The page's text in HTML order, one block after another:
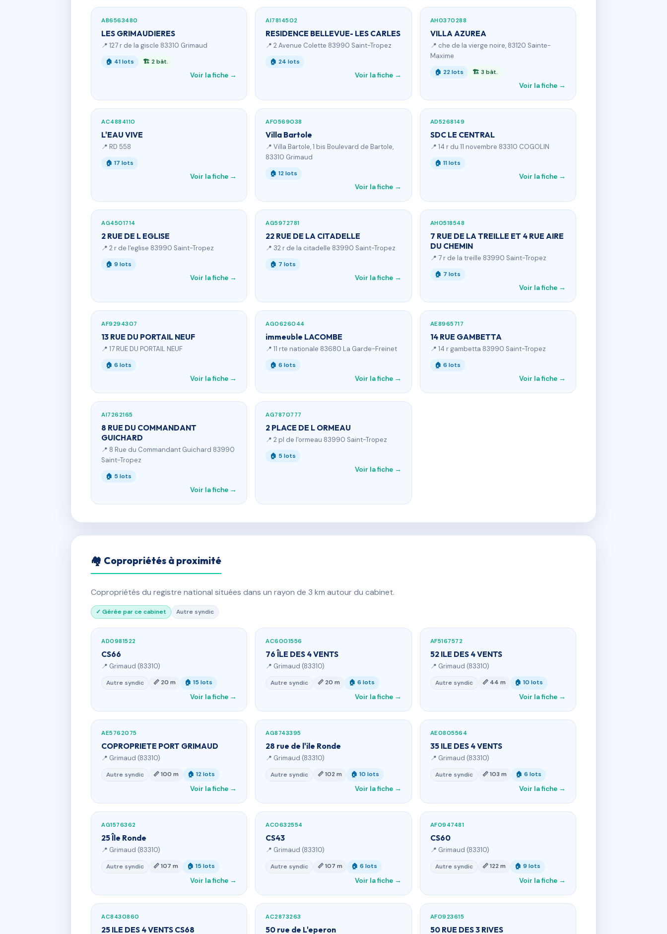
AB6563480
LES GRIMAUDIERES
📍 127 r de la giscle 83310 Grimaud
🏠 41 lots 🏗 2 bât.
Voir la fiche →
AI7814502
RESIDENCE BELLEVUE- LES CARLES
📍 2 Avenue Colette 83990 Saint-Tropez
🏠 24 lots
Voir la fiche →
AH0370288
VILLA AZUREA
📍 che de la vierge noire, 83120 Sainte-
Maxime
🏠 22 lots 🏗 3 bât.
Voir la fiche →
AC4884110
L'EAU VIVE
📍 RD 558
🏠 17 lots
Voir la fiche →
AF0569038
Villa Bartole
📍 Villa Bartole, 1 bis Boulevard de Bartole,
83310 Grimaud
🏠 12 lots
Voir la fiche →
AD5268149
SDC LE CENTRAL
📍 14 r du 11 novembre 83310 COGOLIN
🏠 11 lots
Voir la fiche →
AG4501714
2 RUE DE L EGLISE
📍 2 r de l'eglise 83990 Saint-Tropez
🏠 9 lots
Voir la fiche →
AG5972781
22 RUE DE LA CITADELLE
📍 32 r de la citadelle 83990 Saint-Tropez
🏠 7 lots
Voir la fiche →
AH0518548
7 RUE DE LA TREILLE ET 4 RUE AIRE
DU CHEMIN
📍 7 r de la treille 83990 Saint-Tropez
🏠 7 lots
Voir la fiche →
AF9294307
13 RUE DU PORTAIL NEUF
📍 17 RUE DU PORTAIL NEUF
🏠 6 lots
Voir la fiche →
AG0626044
immeuble LACOMBE
📍 11 rte nationale 83680 La Garde-Freinet
🏠 6 lots
Voir la fiche →
AE8965717
14 RUE GAMBETTA
📍 14 r gambetta 83990 Saint-Tropez
🏠 6 lots
Voir la fiche →
AI7262165
8 RUE DU COMMANDANT
GUICHARD
📍 8 Rue du Commandant Guichard 83990
Saint-Tropez
🏠 5 lots
Voir la fiche →
AG7870777
2 PLACE DE L ORMEAU
📍 2 pl de l'ormeau 83990 Saint-Tropez
🏠 5 lots
Voir la fiche →
🏘 Copropriétés à proximité
Copropriétés du registre national situées dans un rayon de 3 km autour du cabinet.
✓ Gérée par ce cabinet Autre syndic
AD0981522
CS66
📍 Grimaud (83310)
Autre syndic 📏 20 m 🏠 15 lots
Voir la fiche →
AC6001556
76 ÎLE DES 4 VENTS
📍 Grimaud (83310)
Autre syndic 📏 20 m 🏠 6 lots
Voir la fiche →
AF5167572
52 ILE DES 4 VENTS
📍 Grimaud (83310)
Autre syndic 📏 44 m 🏠 10 lots
Voir la fiche →
AE5762075
COPROPRIETE PORT GRIMAUD
📍 Grimaud (83310)
Autre syndic 📏 100 m 🏠 12 lots
Voir la fiche →
AG8743395
28 rue de l'ile Ronde
📍 Grimaud (83310)
Autre syndic 📏 102 m 🏠 10 lots
Voir la fiche →
AE0805564
35 ILE DES 4 VENTS
📍 Grimaud (83310)
Autre syndic 📏 103 m 🏠 6 lots
Voir la fiche →
AG1576362
25 Île Ronde
📍 Grimaud (83310)
Autre syndic 📏 107 m 🏠 15 lots
Voir la fiche →
AC0632554
CS43
📍 Grimaud (83310)
Autre syndic 📏 107 m 🏠 6 lots
Voir la fiche →
AF0947481
CS60
📍 Grimaud (83310)
Autre syndic 📏 122 m 🏠 9 lots
Voir la fiche →
AC8430860
25 ILE DES 4 VENTS CS68
AC2873263
50 rue de L'eperon
AF0923615
50 RUE DES 3 RIVES